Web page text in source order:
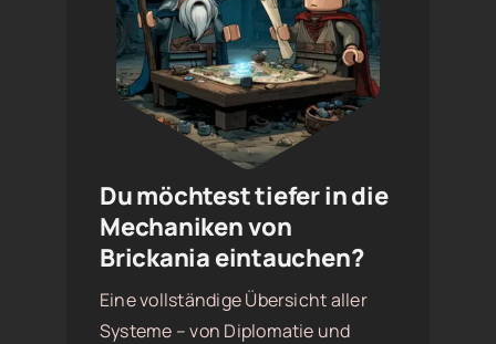
Du möchtest tiefer in die
Mechaniken von
Brickania eintauchen?
Eine vollständige Übersicht aller
Systeme – von Diplomatie und